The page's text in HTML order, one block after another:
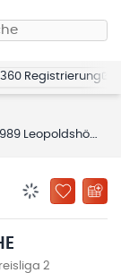
Registrierung
Leopoldshöhe
ZU
2